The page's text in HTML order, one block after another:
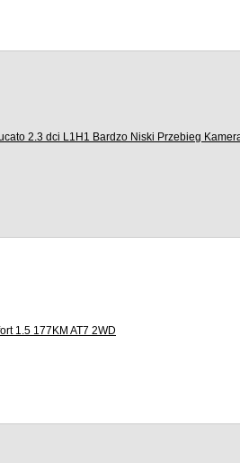
2.3 dci L1H1 Bardzo Niski Przebieg
1.5 177KM AT7 2WD